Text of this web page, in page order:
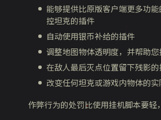
能够提供比原版客户端更多功
控坦克的插件
自动使用银币补给的插件
调整地图物体透明度，并帮助您
在敌人最后灭点位置留下残影
改变任何坦克或游戏内物体的
作弊行为的处罚比使用挂机脚本要轻